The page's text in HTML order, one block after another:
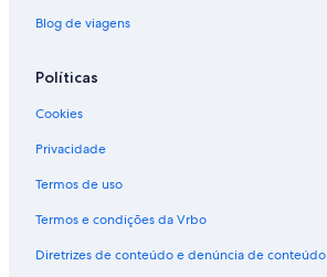
Blog de viagens
Políticas
Cookies
Privacidade
Termos de uso
Termos e condições da Vrbo
Diretrizes de conteúdo e denúncia de conteúdo